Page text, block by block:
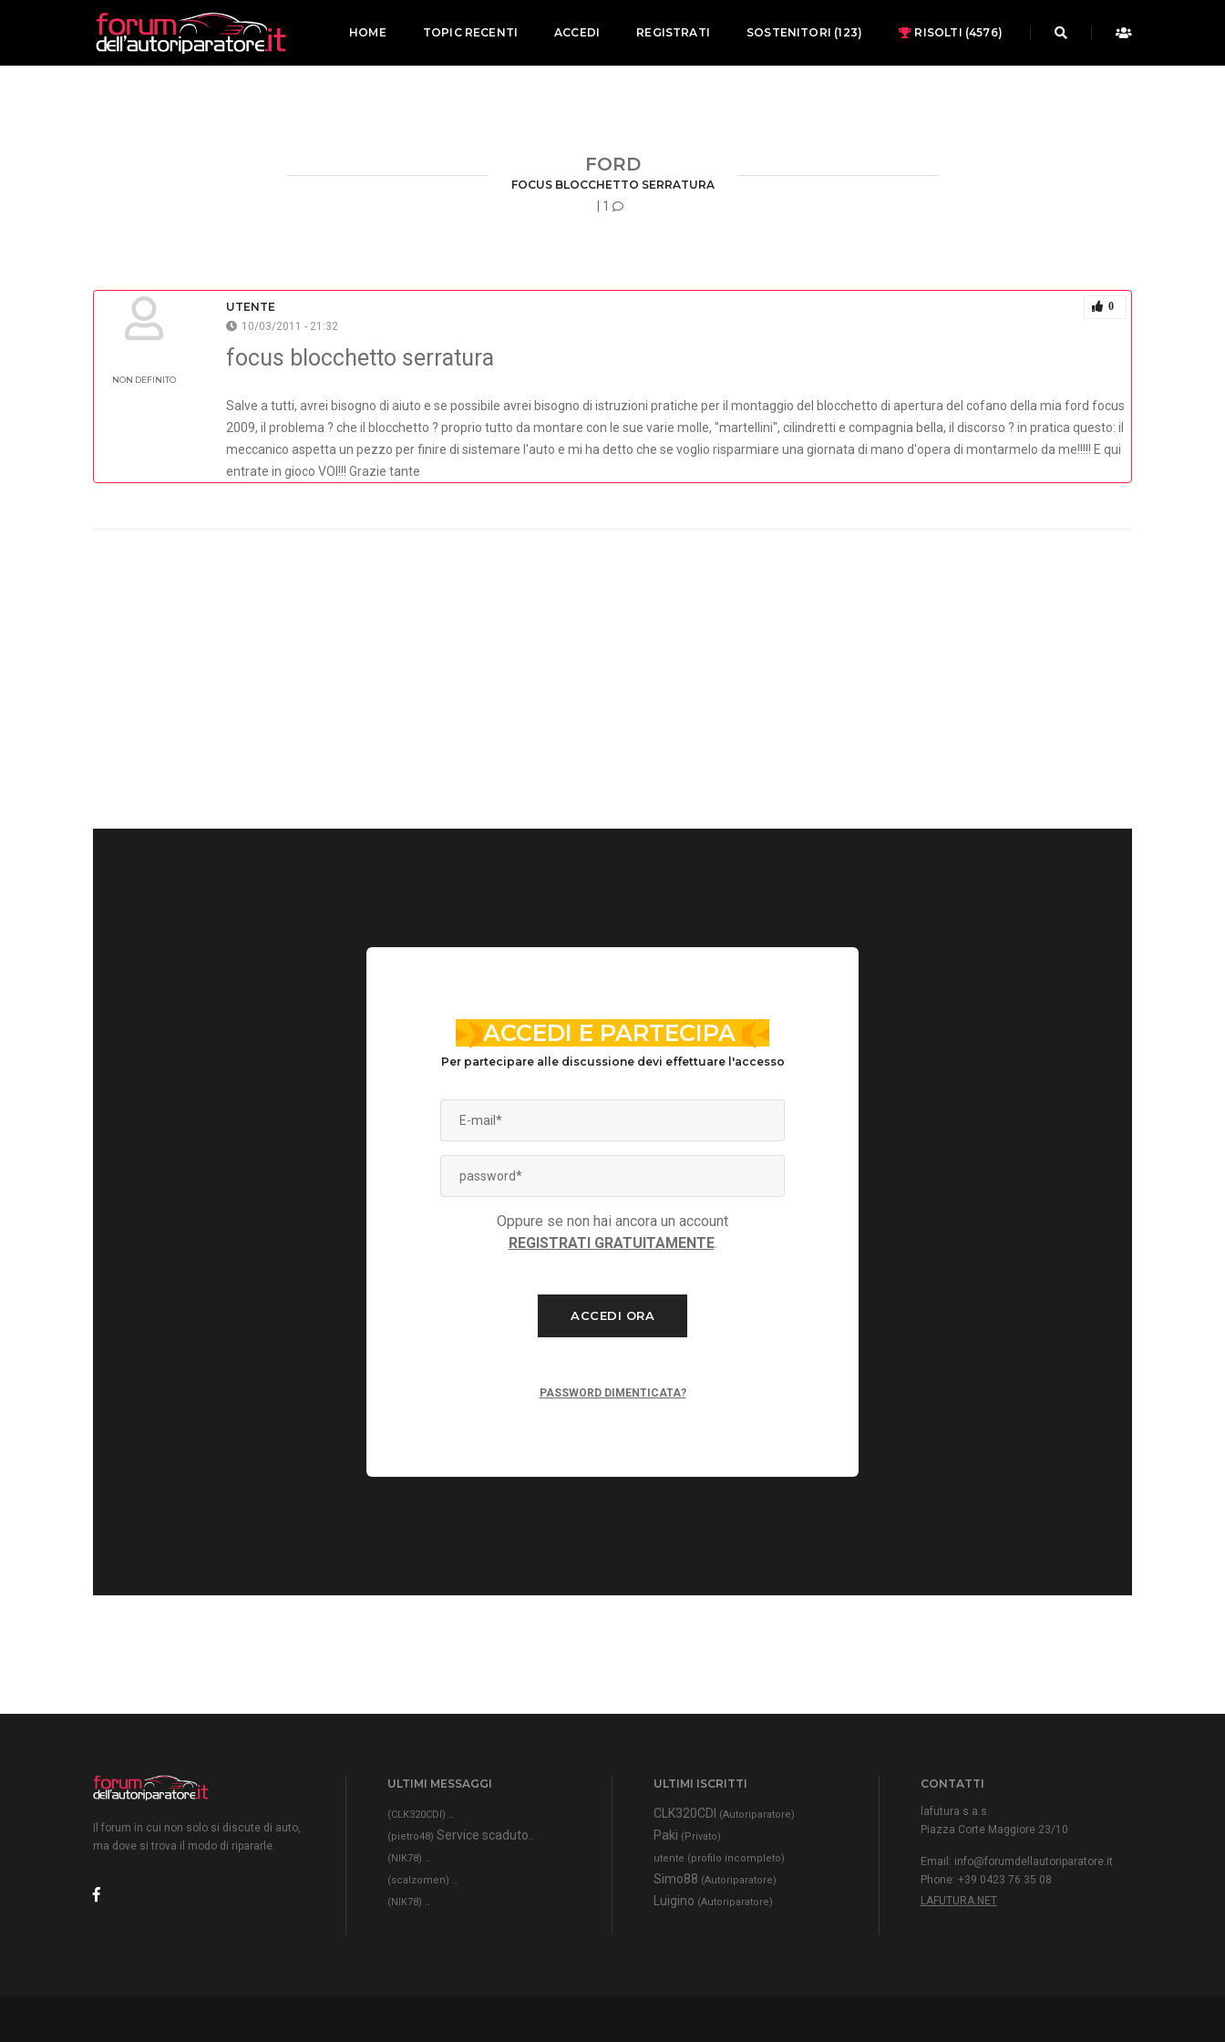
HOME TOPIC RECENTI ACCEDI REGISTRATI SOSTENITORI (123) RISOLTI (4576)
FORD
FOCUS BLOCCHETTO SERRATURA
| 1
NON DEFINITO
UTENTE 0
10/03/2011 - 21:32
focus blocchetto serratura
Salve a tutti, avrei bisogno di aiuto e se possibile avrei bisogno di istruzioni pratiche per il montaggio del blocchetto di apertura del cofano della mia ford focus
2009, il problema ? che il blocchetto ? proprio tutto da montare con le sue varie molle, "martellini", cilindretti e compagnia bella, il discorso ? in pratica questo: il
meccanico aspetta un pezzo per finire di sistemare l'auto e mi ha detto che se voglio risparmiare una giornata di mano d'opera di montarmelo da me!!!!! E qui
entrate in gioco VOI!!! Grazie tante
ACCEDI E PARTECIPA
Per partecipare alle discussione devi effettuare l'accesso
Oppure se non hai ancora un account
REGISTRATI GRATUITAMENTE.
ACCEDI ORA
PASSWORD DIMENTICATA?
Il forum in cui non solo si discute di auto,
ma dove si trova il modo di ripararle.
ULTIMI MESSAGGI
(CLK320CDI) ..
(pietro48) Service scaduto..
(NIK78) ..
(scalzomen) ..
(NIK78) ..
ULTIMI ISCRITTI
CLK320CDI (Autoriparatore)
Paki (Privato)
utente (profilo incompleto)
Simo88 (Autoriparatore)
Luigino (Autoriparatore)
CONTATTI
lafutura s.a.s.
Piazza Corte Maggiore 23/10
Email: info@forumdellautoriparatore.it
Phone: +39 0423 76 35 08
LAFUTURA.NET